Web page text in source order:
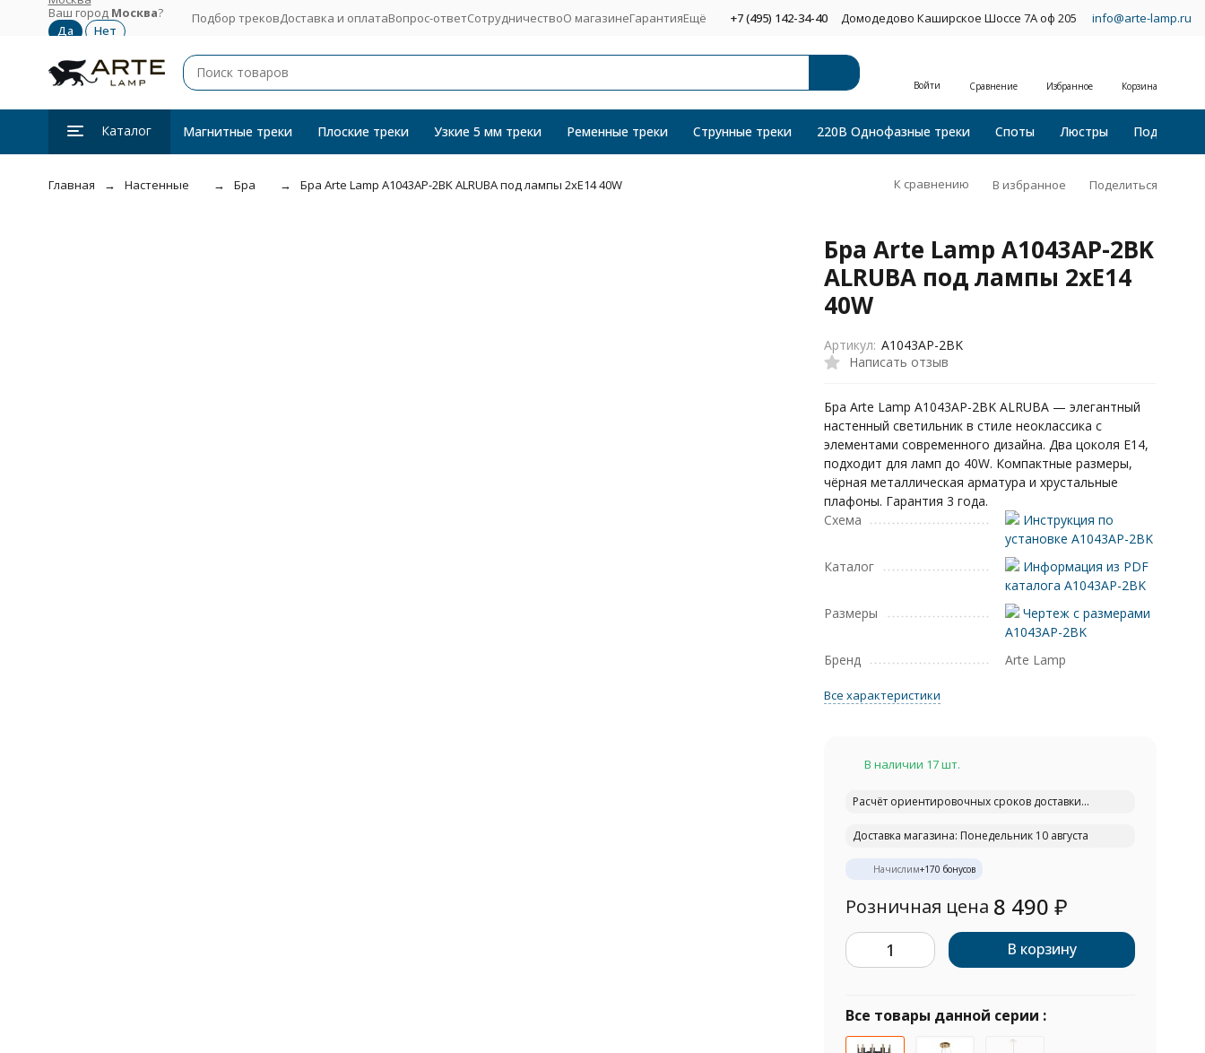
Ваш город Москва? Подбор трековДоставка и оплатаВопрос-ответСотрудничествоО магазинеГарантияЕщё +7 (495) 142-34-40 Домодедово Каширское Шоссе 7А оф 205 info@arte-lamp.ru
Войти Сравнение Избранное Корзина
Каталог Магнитные треки Плоские треки Узкие 5 мм треки Ременные треки Струнные треки 220В Однофазные треки Споты Люстры Подвесные
Главная Настенные Бра Бра Arte Lamp A1043AP-2BK ALRUBA под лампы 2xE14 40W К сравнению В избранное Поделиться
Бра Arte Lamp A1043AP-2BK
ALRUBA под лампы 2xE14
40W
Написать отзыв
Артикул: A1043AP-2BK
Бра Arte Lamp A1043AP-2BK ALRUBA — элегантный
настенный светильник в стиле неоклассика с
элементами современного дизайна. Два цоколя E14,
подходит для ламп до 40W. Компактные размеры,
чёрная металлическая арматура и хрустальные
плафоны. Гарантия 3 года.
Схема
Инструкция по
установке A1043AP-2BK
Каталог
Информация из PDF
каталога A1043AP-2BK
Размеры
Чертеж с размерами
A1043AP-2BK
Бренд
Arte Lamp
Все характеристики
В наличии 17 шт.
Расчёт ориентировочных сроков доставки...
Доставка магазина: Понедельник 10 августа
Начислим+170 бонусов
Розничная цена 8 490₽
В корзину
Все товары данной серии :